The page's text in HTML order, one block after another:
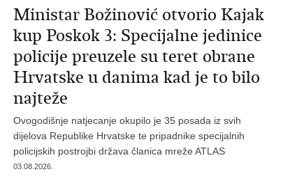
Ministar Božinović otvorio Kajak
kup Poskok 3: Specijalne jedinice
policije preuzele su teret obrane
Hrvatske u danima kad je to bilo
najteže
Ovogodišnje natjecanje okupilo je 35 posada iz svih
dijelova Republike Hrvatske te pripadnike specijalnih
policijskih postrojbi država članica mreže ATLAS
03.08.2026.